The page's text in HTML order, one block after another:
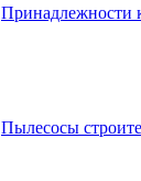
Принадлежности
Пылесосы